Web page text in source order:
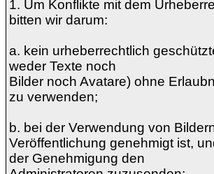
1. Um Konflikte mit dem
bitten wir darum:
a. kein urheberrechtlich
weder Texte noch
Bilder noch Avatare) ohne
zu verwenden;
b. bei der Verwendung von
Veröffentlichung genehmigt ist,
der Genehmigung den